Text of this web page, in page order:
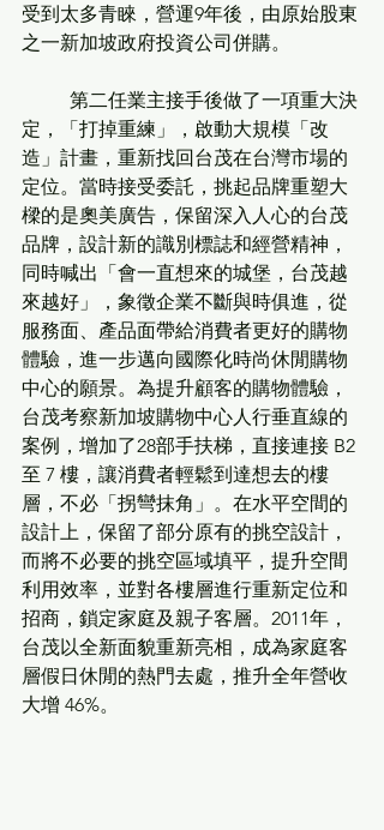
受到太多青睞，營運9年後，由原始股東
之一新加坡政府投資公司併購。
定，「打掉重練」，啟動大規模「改
造」計畫，重新找回台茂在台灣市場的
定位。當時接受委託，挑起品牌重塑大
樑的是奧美廣告，保留深入人心的台茂
品牌，設計新的識別標誌和經營精神，
同時喊出「會一直想來的城堡，台茂越
來越好」，象徵企業不斷與時俱進，從
服務面、產品面帶給消費者更好的購物
體驗，進一步邁向國際化時尚休閒購物
中心的願景。為提升顧客的購物體驗，
台茂考察新加坡購物中心人行垂直線的
案例，增加了28部手扶梯，直接連接 B2
至 7 樓，讓消費者輕鬆到達想去的樓
層，不必「拐彎抹角」。在水平空間的
設計上，保留了部分原有的挑空設計，
而將不必要的挑空區域填平，提升空間
利用效率，並對各樓層進行重新定位和
招商，鎖定家庭及親子客層。2011年，
台茂以全新面貌重新亮相，成為家庭客
層假日休閒的熱門去處，推升全年營收
大增 46%。